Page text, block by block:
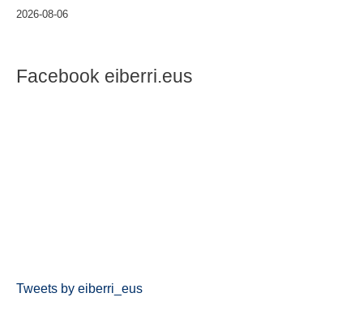
2026-08-06
Facebook eiberri.eus
Tweets by eiberri_eus